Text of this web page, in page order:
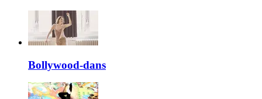
Bollywood-dans